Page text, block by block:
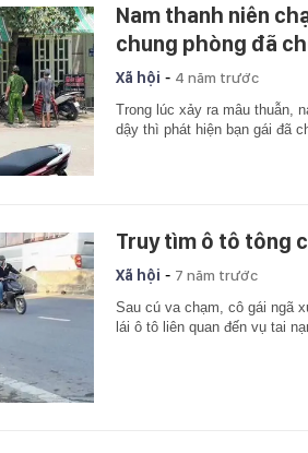
Nam thanh niên
chung phòng đã
Xã hội - 4 năm trước
Trong lúc xảy ra mâu thuẫn,
dậy thì phát hiện bạn gái đã
Truy tìm ô tô tông
Xã hội - 7 năm trước
Sau cú va chạm, cô gái ngã
lái ô tô liên quan đến vụ tai